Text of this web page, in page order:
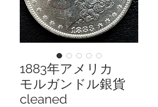
1883年アメリカ
モルガンドル銀貨
cleaned